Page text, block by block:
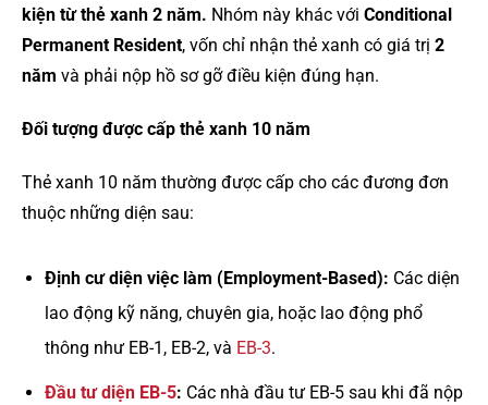
kiện từ thẻ xanh 2 năm. Nhóm này khác với Conditional
Permanent Resident, vốn chỉ nhận thẻ xanh có giá trị 2
năm và phải nộp hồ sơ gỡ điều kiện đúng hạn.
Đối tượng được cấp thẻ xanh 10 năm
Thẻ xanh 10 năm thường được cấp cho các đương đơn
thuộc những diện sau:
Định cư diện việc làm (Employment-Based): Các diện
lao động kỹ năng, chuyên gia, hoặc lao động phổ
thông như EB-1, EB-2, và EB-3.
Đầu tư diện EB-5: Các nhà đầu tư EB-5 sau khi đã nộp